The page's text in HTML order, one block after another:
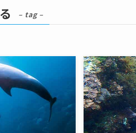
– tag –